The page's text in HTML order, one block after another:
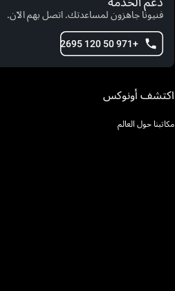
فنيونا جاهزون لمساعدتك. اتصل بهم الآن.
+971 50 120 2695
اكتشف أونوكس
مكاتبنا حول العالم